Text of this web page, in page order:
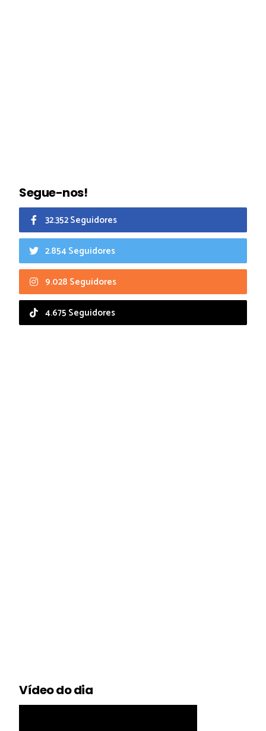
Segue-nos!
32.352 Seguidores
2.854 Seguidores
9.028 Seguidores
4.675 Seguidores
Vídeo do dia